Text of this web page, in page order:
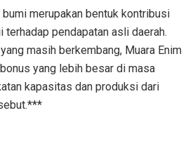
merupakan bentuk kontribusi
pendapatan asli daerah.
masih berkembang, Muara Enim
yang lebih besar di masa
kapasitas dan produksi dari